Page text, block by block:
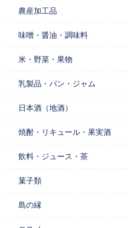
農産加工品
味噌・醤油・調味料
米・野菜・果物
乳製品・パン・ジャム
日本酒（地酒）
焼酎・リキュール・果実酒
飲料・ジュース・茶
菓子類
島の縁